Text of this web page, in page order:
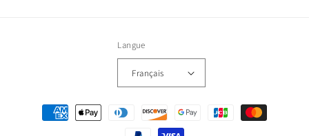
Langue
Français
Moyens